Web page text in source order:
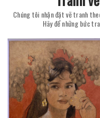
Chúng tôi nhận đặt vẽ tranh
Hãy để những bức